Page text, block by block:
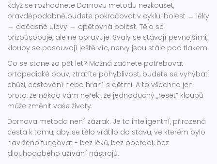
Když se rozhodnete Dornovu metodu nezkoušet,
pravděpodobně budete pokračovat v cyklu: bolest → léky
→ dočasné ulevy → opětovná bolest. Tělo se
přizpůsobuje, ale ne opravuje. Svaly se stávají pevnějšími,
klouby se posouvají ještě víc, nervy jsou stále pod tlakem.
Co se stane za pět let? Možná začnete potřebovat
ortopedické obuv, ztratíte pohyblivost, budete se vyhýbat
chůzi, cestování nebo hraní s dětmi. A to všechno jen
proto, že někdo vám neřekl, že jednoduchý „reset“ kloubů
může změnit vaše životy.
Dornova metoda není zázrak. Je to inteligentní, přirozená
cesta k tomu, aby se tělo vrátilo do stavu, ve kterém bylo
navrženo fungovat - bez léků, bez operací, bez
dlouhodobého užívání nástrojů.